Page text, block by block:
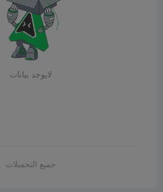
لايوجد بيانات
جميع التحميلات